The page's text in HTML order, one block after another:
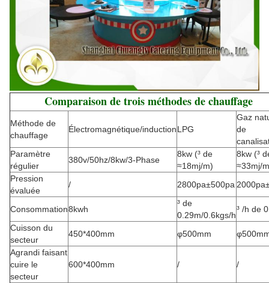
Comparaison de trois méthodes de chauffage
Méthode de
chauffage
Électromagnétique/inductionLPG
Gaz
de
Paramètre
régulier
380v/50hz/8kw/3-Phase
8kw (³ de
≈18mj/m)
8kw (³
≈33mj/
Pression
évaluée
/ 2800pa±500pa
Consommation8kwh
³ de
0.29m/0.6kgs/h
³ /h de
Cuisson du
secteur
450*400mm φ500mm
Agrandi faisant
cuire le
secteur
600*400mm / /